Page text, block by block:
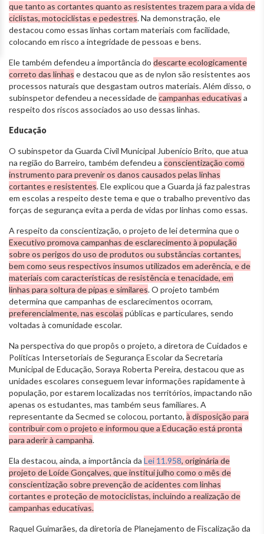
que tanto as cortantes quanto as resistentes trazem para a vida de
ciclistas, motociclistas e pedestres. Na demonstração, ele
destacou como essas linhas cortam materiais com facilidade,
colocando em risco a integridade de pessoas e bens.
Ele também defendeu a importância do descarte ecologicamente
correto das linhas e destacou que as de nylon são resistentes aos
processos naturais que desgastam outros materiais. Além disso, o
subinspetor defendeu a necessidade decampanhas educativas a
respeito dos riscos associados ao uso dessas linhas.
Educação
O subinspetor da Guarda Civil Municipal Jubenício Brito, que atua
na região do Barreiro, também defendeu a conscientização como
instrumento para prevenir os danos causados pelas linhas
cortantes e resistentes. Ele explicou que a Guarda já faz palestras
em escolas a respeito deste tema e que o trabalho preventivo das
forças de segurança evita a perda de vidas por linhas como essas.
A respeito da conscientização, o projeto de lei determina que o
Executivo promova campanhas de esclarecimento à população
sobre os perigos do uso de produtos ou substâncias cortantes,
bem como seus respectivos insumos utilizados em aderência, e de
materiais com características de resistência e tenacidade, em
linhas para soltura de pipas e similares. O projeto também
determina que campanhas de esclarecimentos ocorram,
preferencialmente, nas escolas públicas e particulares, sendo
voltadas à comunidade escolar.
Na perspectiva do que propôs o projeto, a diretora de Cuidados e
Políticas Intersetoriais de Segurança Escolar da Secretaria
Municipal de Educação, Soraya Roberta Pereira, destacou que as
unidades escolares conseguem levar informações rapidamente à
população, por estarem localizadas nos territórios, impactando não
apenas os estudantes, mas também seus familiares. A
representante da Secmed se colocou, portanto, à disposição para
contribuir com o projeto e informou que a Educação está pronta
para aderir à campanha.
Ela destacou, ainda, a importância da Lei 11.958, originária de
projeto de Loíde Gonçalves, que institui julho como o mês de
conscientização sobre prevenção de acidentes com linhas
cortantes e proteção de motociclistas, incluindo a realização de
campanhas educativas.
Raquel Guimarães, da diretoria de Planejamento de Fiscalização da